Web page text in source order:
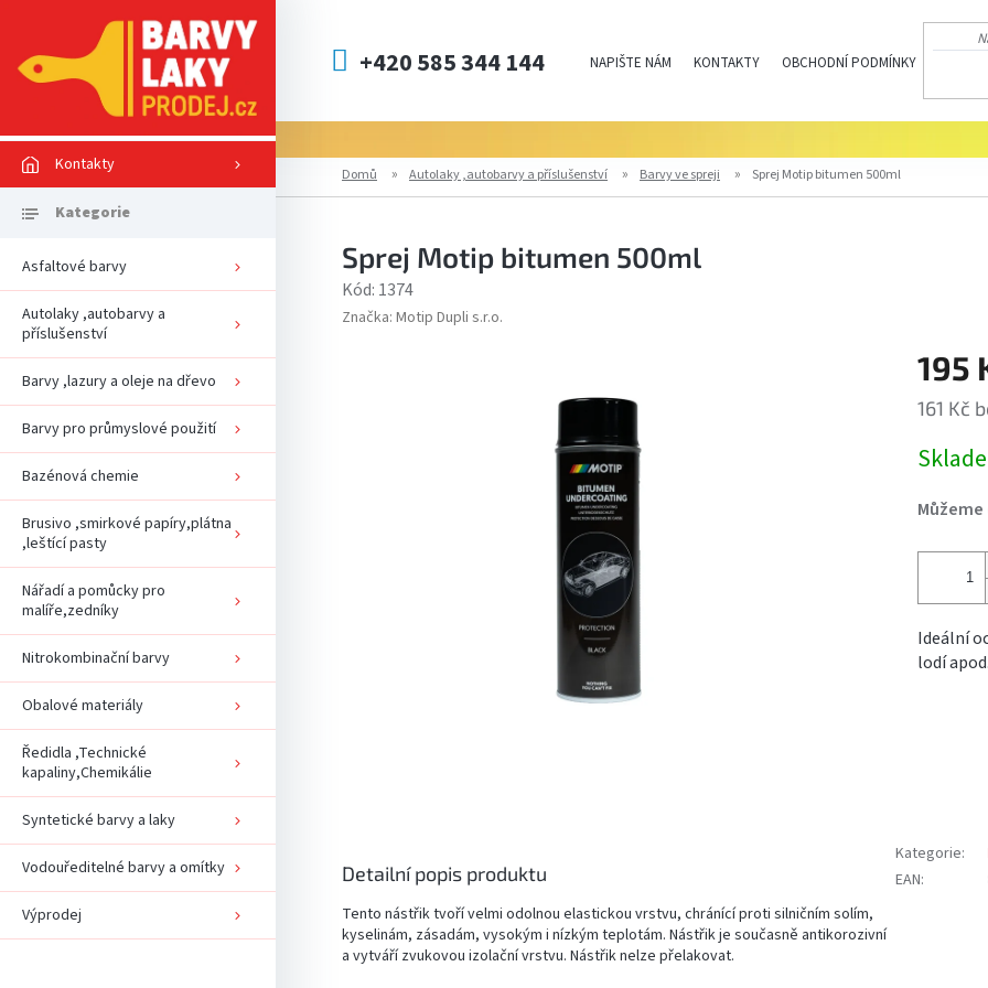
+420 585 344 144 NAPIŠTE NÁM KONTAKTY OBCHODNÍ PODMÍNKY
Kontakty
Asfaltové barvy
Autolaky ,autobarvy a
příslušenství
Barvy ,lazury a oleje na dřevo
Barvy pro průmyslové použití
Bazénová chemie
Brusivo ,smirkové papíry,plátna
,leštící pasty
Nářadí a pomůcky pro
malíře,zedníky
Nitrokombinační barvy
Obalové materiály
Ředidla ,Technické
kapaliny,Chemikálie
Syntetické barvy a laky
Vodouředitelné barvy a omítky
Výprodej
Domů Autolaky ,autobarvy a příslušenství Barvy ve spreji Sprej Motip bitumen 500ml
Sprej Motip bitumen 500ml
Kód: 1374
Značka: Motip Dupli s.r.o.
195
161 Kč
cena:
Ideální
lodí apod.
Detailní popis produktu
Tento nástřik tvoří velmi odolnou elastickou vrstvu, chránící proti silničním solím,
kyselinám, zásadám, vysokým i nízkým teplotám. Nástřik je současně antikorozivní
a vytváří zvukovou izolační vrstvu. Nástřik nelze přelakovat.
Kategorie:
EAN: